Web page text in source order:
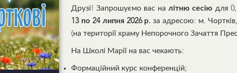
Друзі! Запрошуємо вас налітню сесію для 0,
13 по 24 липня 2026 р. за адресою: м.
(на території храму Непорочного Зачаття
На Школі Марії на вас чекають:
Формаційний курс конференцій;